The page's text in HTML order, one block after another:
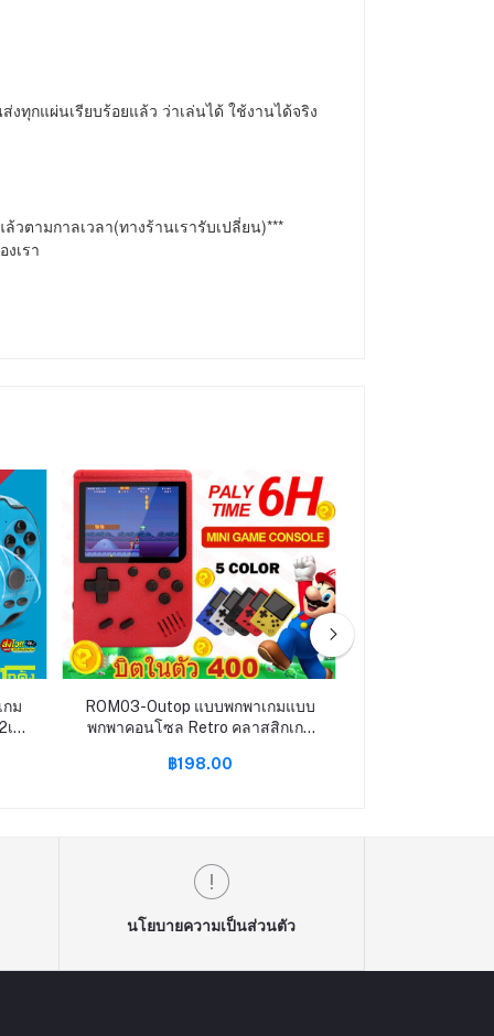
ทุกแผ่นเรียบร้อยแล้ว ว่าเล่นได้ ใช้งานได้จริง
วตามกาลเวลา(ทางร้านเรารับเปลี่ยน)***
เรา
กม
กม
ROM03-Outop แบบพกพาเกมแบบ
พกพาคอนโซล Retro คลาสสิกเกม
฿198.00
นโยบายความเป็นส่วนตัว